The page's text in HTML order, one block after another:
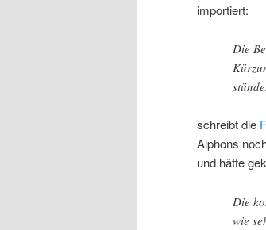
importiert:
Die
schreibt die
Alphons
und hätte
Die
wie